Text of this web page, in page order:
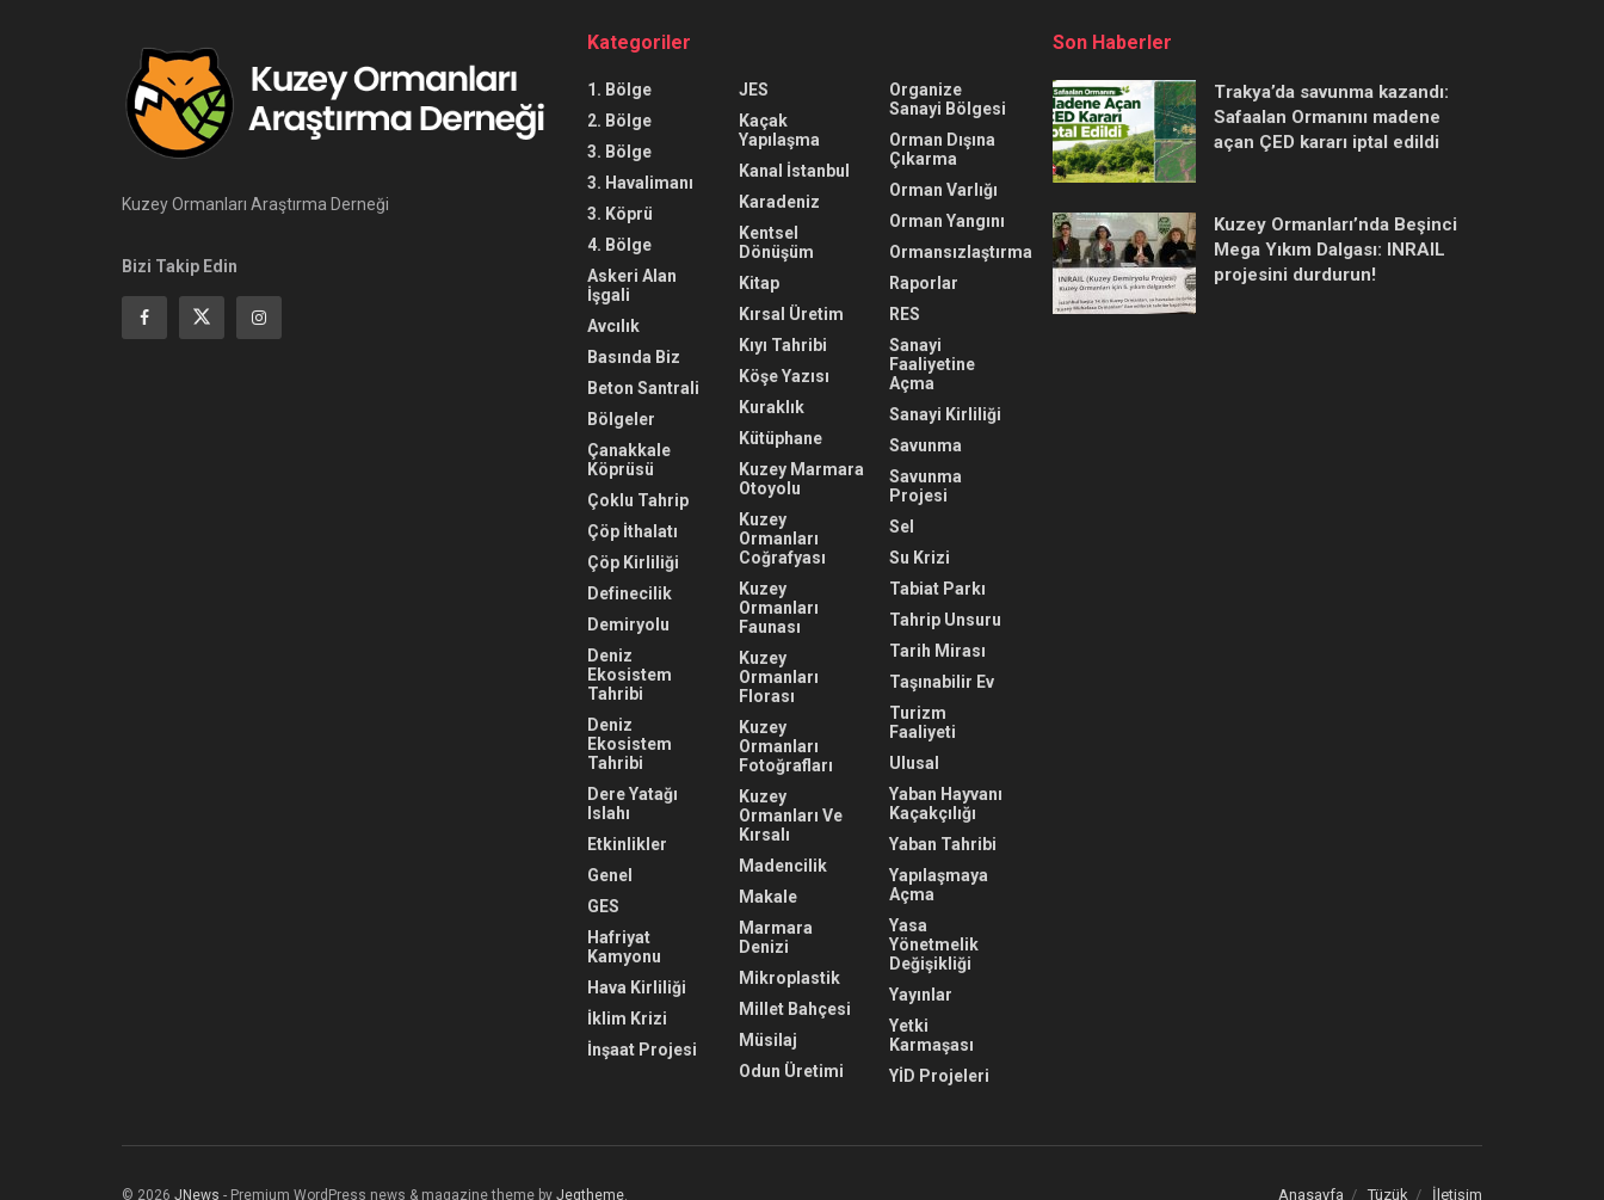
Kuzey Ormanları Araştırma Derneği
Bizi Takip Edin
Kategoriler
1. Bölge
2. Bölge
3. Bölge
3. Havalimanı
3. Köprü
4. Bölge
Askeri Alan
İşgali
Avcılık
Basında Biz
Beton Santrali
Bölgeler
Çanakkale
Köprüsü
Çoklu Tahrip
Çöp İthalatı
Çöp Kirliliği
Definecilik
Demiryolu
Deniz
Ekosistem
Tahribi
Deniz
Ekosistem
Tahribi
Dere Yatağı
Islahı
Etkinlikler
Genel
GES
Hafriyat
Kamyonu
Hava Kirliliği
İklim Krizi
İnşaat Projesi
JES
Kaçak
Yapılaşma
Kanal İstanbul
Karadeniz
Kentsel
Dönüşüm
Kitap
Kırsal Üretim
Kıyı Tahribi
Köşe Yazısı
Kuraklık
Kütüphane
Kuzey Marmara
Otoyolu
Kuzey
Ormanları
Coğrafyası
Kuzey
Ormanları
Faunası
Kuzey
Ormanları
Florası
Kuzey
Ormanları
Fotoğrafları
Kuzey
Ormanları Ve
Kırsalı
Madencilik
Makale
Marmara
Denizi
Mikroplastik
Millet Bahçesi
Müsilaj
Odun Üretimi
Organize
Sanayi Bölgesi
Orman Dışına
Çıkarma
Orman Varlığı
Orman Yangını
Ormansızlaştırma
Raporlar
RES
Sanayi
Faaliyetine
Açma
Sanayi Kirliliği
Savunma
Savunma
Projesi
Sel
Su Krizi
Tabiat Parkı
Tahrip Unsuru
Tarih Mirası
Taşınabilir Ev
Turizm
Faaliyeti
Ulusal
Yaban Hayvanı
Kaçakçılığı
Yaban Tahribi
Yapılaşmaya
Açma
Yasa
Yönetmelik
Değişikliği
Yayınlar
Yetki
Karmaşası
YİD Projeleri
Son Haberler
Trakya’da savunma kazandı:
Safaalan Ormanını madene
açan ÇED kararı iptal edildi
Kuzey Ormanları’nda Beşinci
Mega Yıkım Dalgası: INRAIL
projesini durdurun!
Anasayfa Tüzük İletişim
© 2026 JNews - Premium WordPress news & magazine theme by Jegtheme